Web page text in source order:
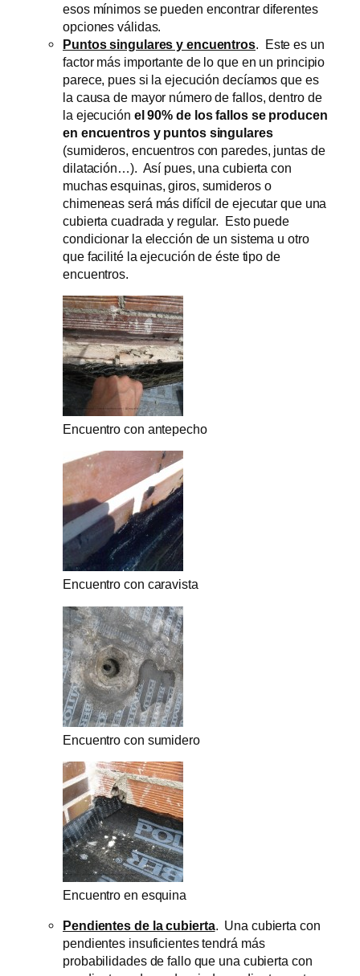
esos mínimos se pueden encontrar diferentes
opciones válidas.
Puntos singulares y encuentros. Este es un
factor más importante de lo que en un principio
parece, pues si la ejecución decíamos que es
la causa de mayor número de fallos, dentro de
la ejecución el 90% de los fallos se producen
en encuentros y puntos singulares
(sumideros, encuentros con paredes, juntas de
dilatación…). Así pues, una cubierta con
muchas esquinas, giros, sumideros o
chimeneas será más difícil de ejecutar que una
cubierta cuadrada y regular. Esto puede
condicionar la elección de un sistema u otro
que facilité la ejecución de éste tipo de
encuentros.
Encuentro con antepecho
Encuentro con caravista
Encuentro con sumidero
Encuentro en esquina
Pendientes de la cubierta. Una cubierta con
pendientes insuficientes tendrá más
probabilidades de fallo que una cubierta con